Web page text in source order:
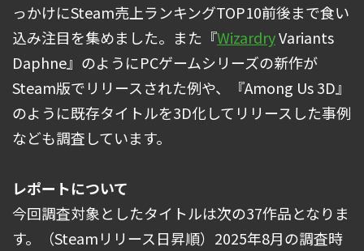
っかけにSteam売上ランキングTOP10前後まで食い
込み注目を集めました。また『WizardryVariants
Daphne』のようにPCゲームシリーズの新作が
Steam版でリリースされた例や、『Among Us 3D』
のように既存タイトルを3D化してリリースした事例
なども調査しています。
レポートについて
今回調査対象としたタイトルは次の37作品となりま
す。（Steamリリース日昇順）2025年8月の調査時